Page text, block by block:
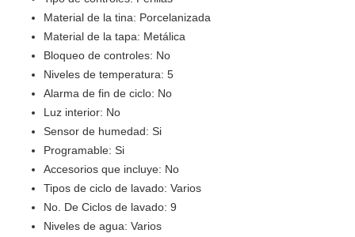
Material de la tina: Porcelanizada
Material de la tapa: Metálica
Bloqueo de controles: No
Niveles de temperatura: 5
Alarma de fin de ciclo: No
Luz interior: No
Sensor de humedad: Si
Programable: Si
Accesorios que incluye: No
Tipos de ciclo de lavado: Varios
No. De Ciclos de lavado: 9
Niveles de agua: Varios